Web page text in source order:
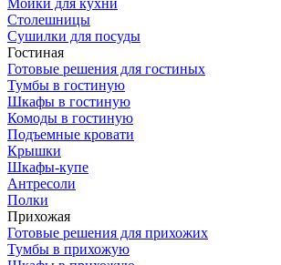
Мойки для кухни
Столешницы
Сушилки для посуды
Гостиная
Готовые решения для гостиных
Тумбы в гостиную
Шкафы в гостиную
Комоды в гостиную
Подъемные кровати
Крышки
Шкафы-купе
Антресоли
Полки
Прихожая
Готовые решения для прихожих
Тумбы в прихожую